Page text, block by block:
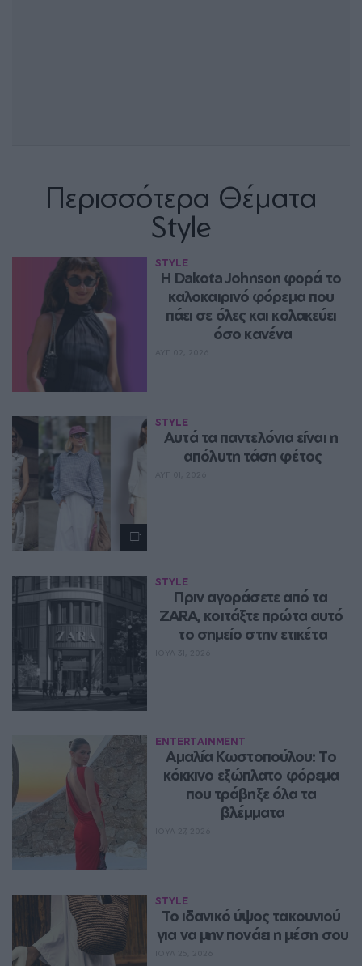
Περισσότερα Θέματα
Style
STYLE
Η Dakota Johnson φορά το
καλοκαιρινό φόρεμα που
πάει σε όλες και κολακεύει
όσο κανένα
STYLE
Aυτά τα παντελόνια είναι η
απόλυτη τάση φέτος
STYLE
Πριν αγοράσετε από τα
ZARA, κοιτάξτε πρώτα αυτό
το σημείο στην ετικέτα
ENTERTAINMENT
Αμαλία Κωστοπούλου: Το
κόκκινο εξώπλατο φόρεμα
που τράβηξε όλα τα
βλέμματα
STYLE
Το ιδανικό ύψος τακουνιού
για να μην πονάει η μέση σου